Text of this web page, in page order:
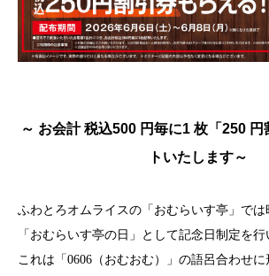
～ お会計 税込500 円毎に1 枚「250
トいたします～
ふわとろオムライスの「おむらいす亭」では
「おむらいす亭の日」として記念日制定を行
これは「0606（おむおむ）」の語呂合わせ